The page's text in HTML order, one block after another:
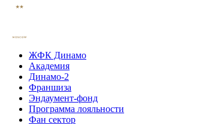
ЖФК Динамо
Академия
Динамо-2
Франшиза
Эндаумент-фонд
Программа лояльности
Фан сектор